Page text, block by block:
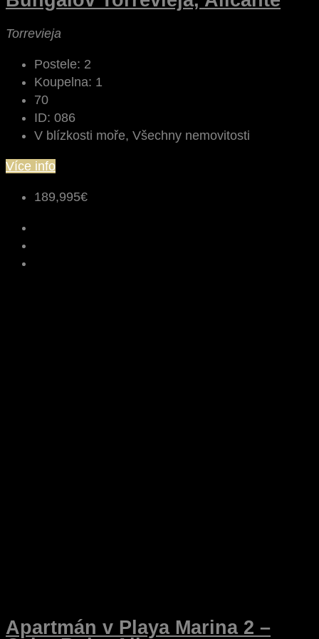
Torrevieja
Postele: 2
Koupelna: 1
70
ID: 086
V blízkosti moře, Všechny nemovitosti
Více info
189,995€
Apartmán v Playa Marina 2 –